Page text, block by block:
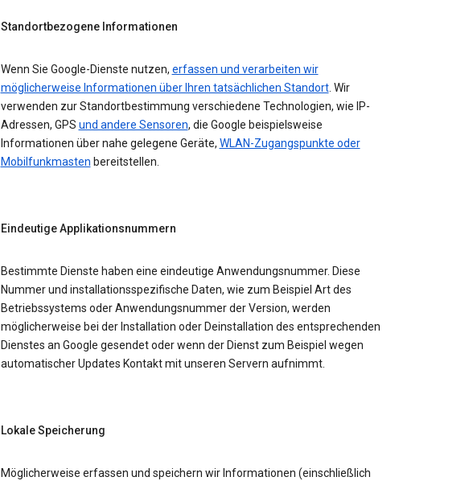
Standortbezogene Informationen
Wenn Sie Google-Dienste nutzen, erfassen und verarbeiten wir
möglicherweise Informationen über Ihren tatsächlichen Standort. Wir
verwenden zur Standortbestimmung verschiedene Technologien, wie IP-
Adressen, GPS und andere Sensoren, die Google beispielsweise
Informationen über nahe gelegene Geräte, WLAN-Zugangspunkte oder
Mobilfunkmasten bereitstellen.
Eindeutige Applikationsnummern
Bestimmte Dienste haben eine eindeutige Anwendungsnummer. Diese
Nummer und installationsspezifische Daten, wie zum Beispiel Art des
Betriebssystems oder Anwendungsnummer der Version, werden
möglicherweise bei der Installation oder Deinstallation des entsprechenden
Dienstes an Google gesendet oder wenn der Dienst zum Beispiel wegen
automatischer Updates Kontakt mit unseren Servern aufnimmt.
Lokale Speicherung
Möglicherweise erfassen und speichern wir Informationen (einschließlich